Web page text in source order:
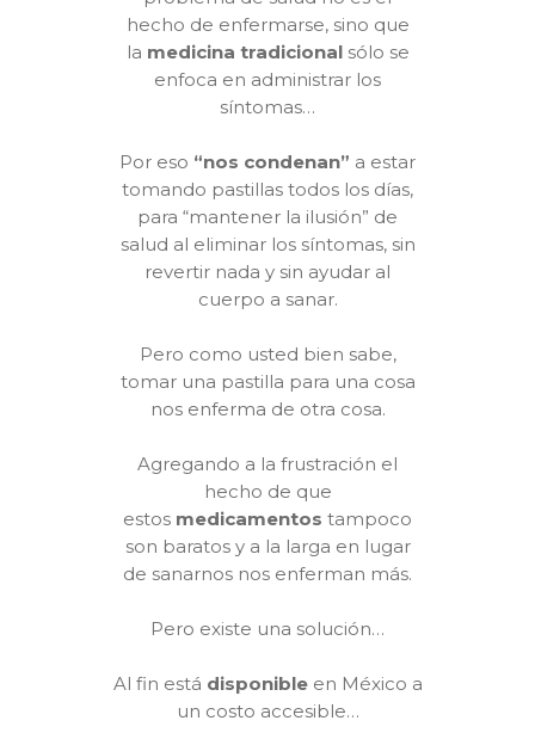
hecho de enfermarse, sino que
la medicina tradicionalsólo se
enfoca en administrar los
síntomas…
Por eso “nos condenan” a estar
tomando pastillas todos los días,
para “mantener la ilusión” de
salud al eliminar los síntomas, sin
revertir nada y sin ayudar al
cuerpo a sanar.
Pero como usted bien sabe,
tomar una pastilla para una cosa
nos enferma de otra cosa.
Agregando a la frustración el
hecho de que
estos medicamentos tampoco
son baratos y a la larga en lugar
de sanarnos nos enferman más.
Pero existe una solución…
Al fin está disponibleen México a
un costo accesible…